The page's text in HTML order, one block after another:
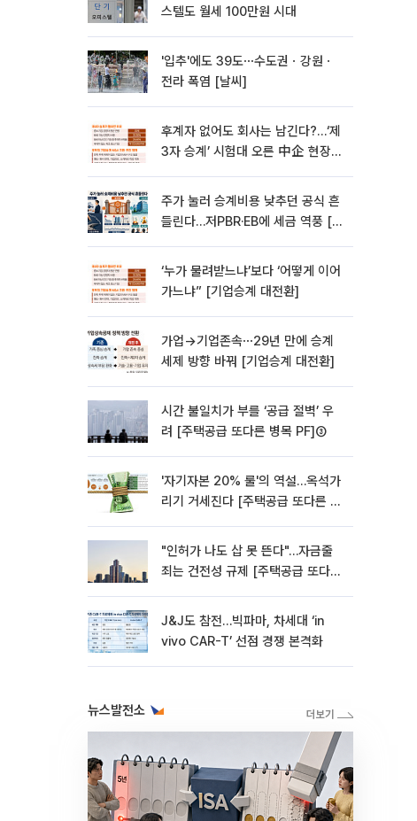
스텔도 월세 100만원 시대
'입추'에도 39도⋯수도권ㆍ강원ㆍ
전라 폭염 [날씨]
후계자 없어도 회사는 남긴다?…‘제
3자 승계’ 시험대 오른 中企 현장
주가 눌러 승계비용 낮추던 공식 흔
들린다…저PBR·EB에 세금 역풍 [기
‘누가 물려받느냐’보다 ‘어떻게 이어
가느냐” [기업승계 대전환]
가업→기업존속⋯29년 만에 승계
세제 방향 바꿔 [기업승계 대전환]
시간 불일치가 부를 ‘공급 절벽’ 우
려 [주택공급 또다른 병목 PF]③
'자기자본 20% 룰'의 역설…옥석가
리기 거세진다 [주택공급 또다른 병
"인허가 나도 삽 못 뜬다"…자금줄
죄는 건전성 규제 [주택공급 또다른
J&J도 참전…빅파마, 차세대 ‘in
vivo CAR-T’ 선점 경쟁 본격화
뉴스발전소